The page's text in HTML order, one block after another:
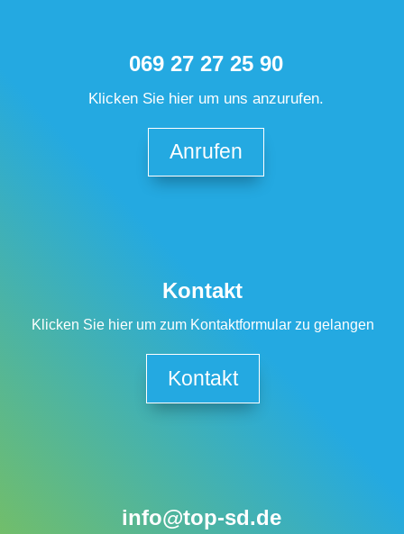
069 27 27 25 90
Klicken Sie hier um uns anzurufen.
Anrufen
Kontakt
Klicken Sie hier um zum Kontaktformular zu gelangen
Kontakt
info@top-sd.de